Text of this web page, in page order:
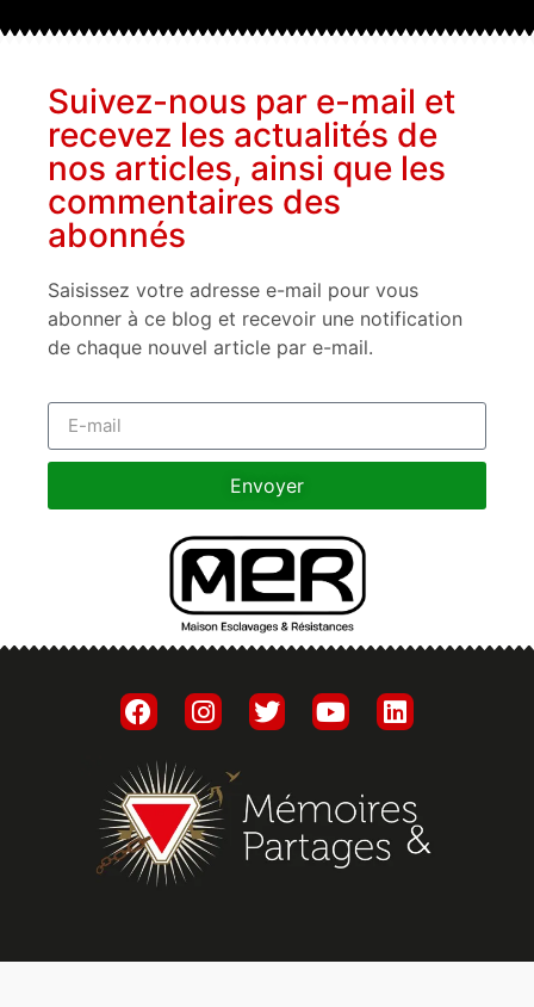
Suivez-nous par e-mail et
recevez les actualités de
nos articles, ainsi que les
commentaires des
abonnés
Saisissez votre adresse e-mail pour vous
abonner à ce blog et recevoir une notification
de chaque nouvel article par e-mail.
Envoyer